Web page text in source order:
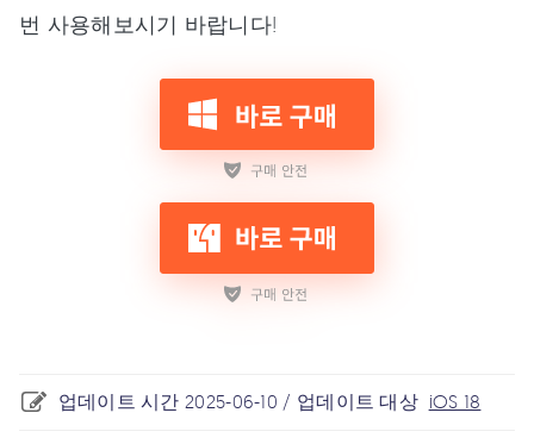
번 사용해보시기 바랍니다!
업데이트 시간 2025-06-10 / 업데이트 대상 iOS 18